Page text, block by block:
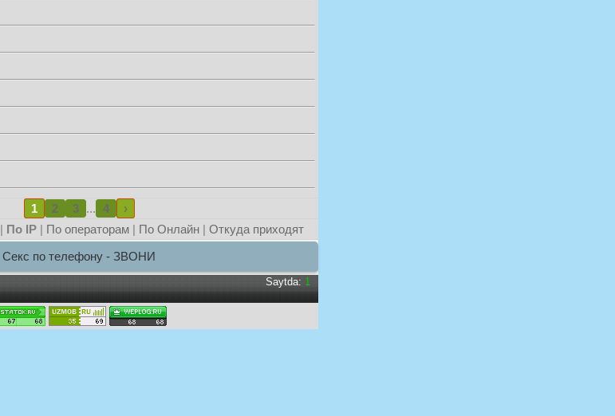
1 2 3 ... 4
›
| По IP | По операторам | По Онлайн | Откуда приходят
Секс по телефону - ЗВОНИ
Saytda: 1